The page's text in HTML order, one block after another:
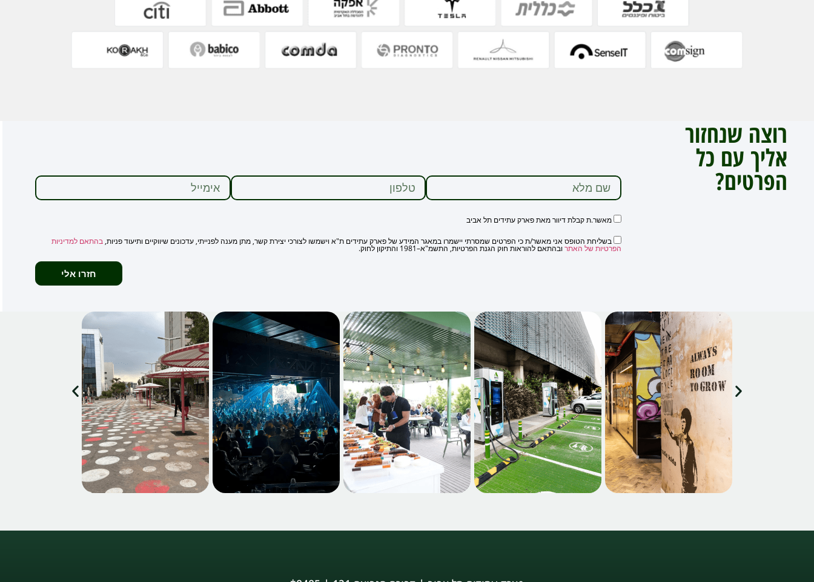
רוצה שנחזור
אליך עם כל
הפרטים?
מאשר.ת קבלת דיוור מאת פארק עתידים תל אביב
בשליחת הטופס אני מאשר/ת כי הפרטים שמסרתי יישמרו במאגר המידע של פארק עתידים ת"א וישמשו לצורכי יצירת קשר, מתן מענה לפנייתי, עדכונים שיווקיים ותיעוד פניות,בהתאם למדיניות
הפרטיות של האתרובהתאם להוראות חוק הגנת הפרטיות, התשמ"א–1981 והתיקון לחוק.